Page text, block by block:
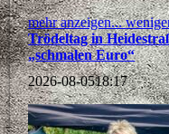
mehr anzeigen...
Trödeltag in
„schmalen Euro“
2026-08-0518:17